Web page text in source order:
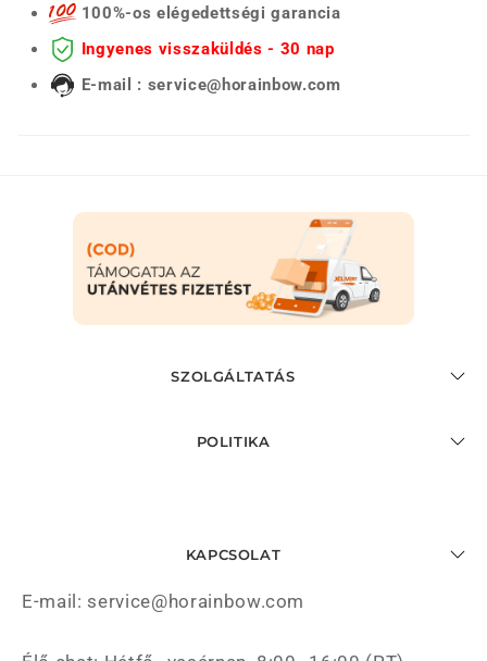
100%-os elégedettségi garancia
Ingyenes visszaküldés - 30 nap
E-mail : service@horainbow.com
SZOLGÁLTATÁS
POLITIKA
KAPCSOLAT
E-mail: service@horainbow.com